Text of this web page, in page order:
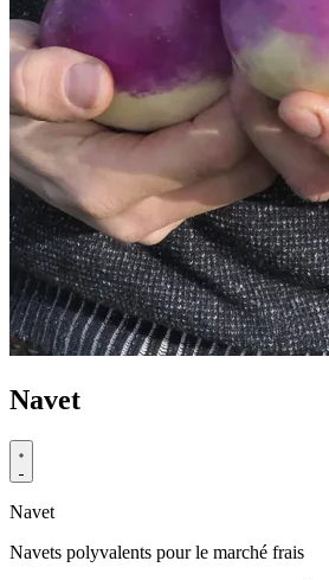
Navet
Navet
Navets polyvalents pour le marché frais